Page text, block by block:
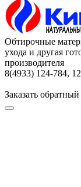
Обтирочные
ухода и другая
производителя
8(4933) 124-784,
Заказать